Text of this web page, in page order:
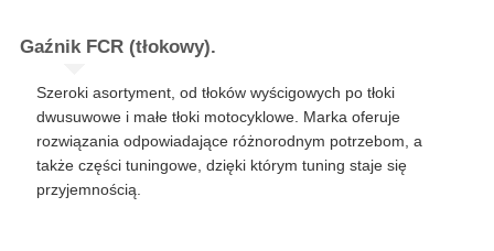
​​Gaźnik FCR (tłokowy).​
Szeroki asortyment, od tłoków wyścigowych po tłoki
dwusuwowe i małe tłoki motocyklowe. Marka oferuje
rozwiązania odpowiadające różnorodnym potrzebom, a
także części tuningowe, dzięki którym tuning staje się
przyjemnością.